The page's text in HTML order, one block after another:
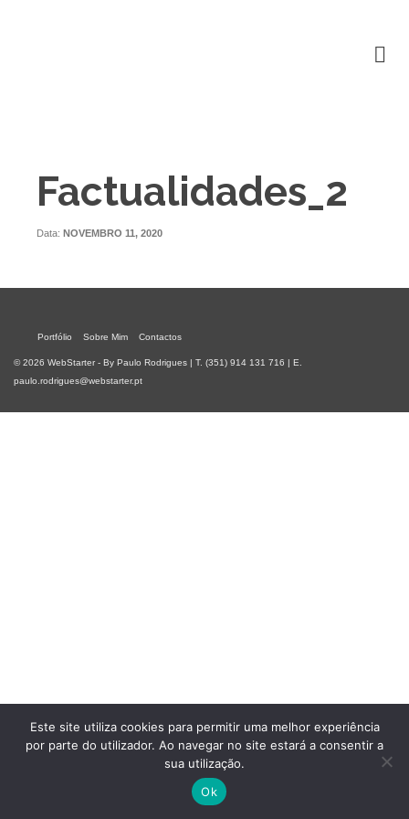
Factualidades_2
Data: NOVEMBRO 11, 2020
Portfólio Sobre Mim Contactos
© 2026 WebStarter - By Paulo Rodrigues | T. (351) 914 131 716 | E.
paulo.rodrigues@webstarter.pt
Este site utiliza cookies para permitir uma melhor experiência
por parte do utilizador. Ao navegar no site estará a consentir a
sua utilização.
Ok